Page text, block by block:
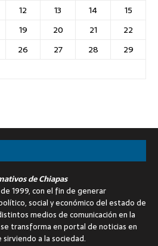
12 13 14
15
19 20 21
22
26 27 28
29
de Chiapas
1999, con el fin de generar
social y económico del estado de
medios de comunicación en la
transforma en portal de noticias en
a la sociedad.